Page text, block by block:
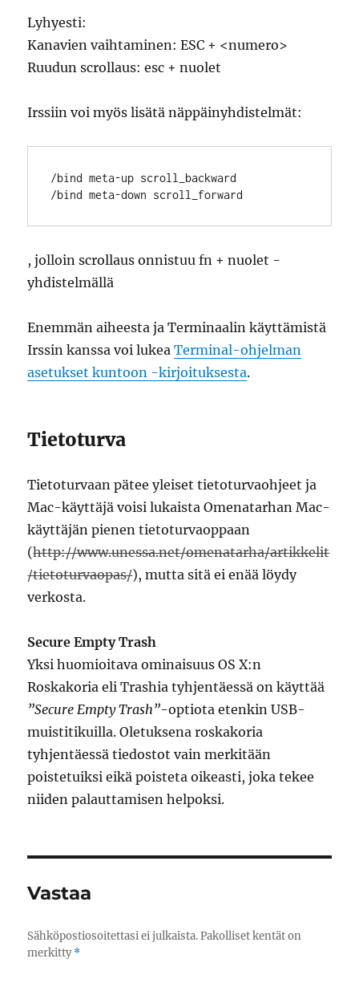
Lyhyesti:
Kanavien vaihtaminen: ESC + <numero>
Ruudun scrollaus: esc + nuolet
Irssiin voi myös lisätä näppäinyhdistelmät:
/bind meta-up scroll_backward
, jolloin scrollaus onnistuu fn + nuolet -
yhdistelmällä
Enemmän aiheesta ja Terminaalin käyttämistä
Irssin kanssa voi lukeaTerminal-ohjelman
asetukset kuntoon -kirjoituksesta.
Tietoturva
Tietoturvaan pätee yleiset tietoturvaohjeet ja
Mac-käyttäjä voisi lukaista Omenatarhan Mac-
käyttäjän pienen tietoturvaoppaan
(http://www.unessa.net/omenatarha/artikkelit
/tietoturvaopas/), mutta sitä ei enää löydy
verkosta.
Secure Empty Trash
Yksi huomioitava ominaisuus OS X:n
Roskakoria eli Trashia tyhjentäessä on käyttää
”Secure Empty Trash”-optiota etenkin USB-
muistitikuilla. Oletuksena roskakoria
tyhjentäessä tiedostot vain merkitään
poistetuiksi eikä poisteta oikeasti, joka tekee
niiden palauttamisen helpoksi.
Vastaa
Sähköpostiosoitettasi ei julkaista. Pakolliset kentät on
merkitty*